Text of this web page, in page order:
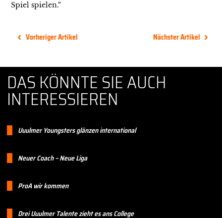
Spiel spielen.“
Vorheriger Artikel Nächster Artikel
DAS KÖNNTE SIE AUCH
INTERESSIEREN
Uuulmer Youngsters glänzen international
Neuer Coach – Neue Liga
ProA wir kommen
Drei Uuulmer Talente zieht es ans College